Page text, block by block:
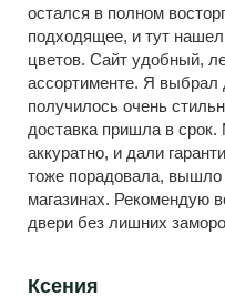
остался в полном
подходящее, и тут
цветов. Сайт удобный,
ассортименте. Я выбрал
получилось очень
доставка пришла в
аккуратно, и дали
тоже порадовала,
магазинах. Рекомендую
двери без лишних
Ксения